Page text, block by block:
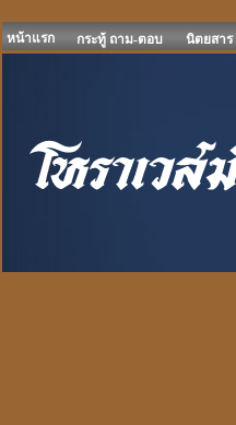
หน้าแรก กระทู้ ถาม-ตอบ นิตยสาร